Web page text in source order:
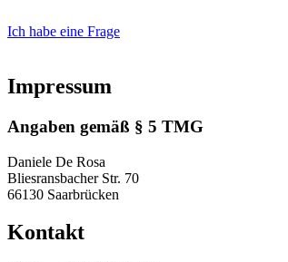
Ich habe eine Frage
Impressum
Angaben gemäß § 5 TMG
Daniele De Rosa
Bliesransbacher Str. 70
66130 Saarbrücken
Kontakt